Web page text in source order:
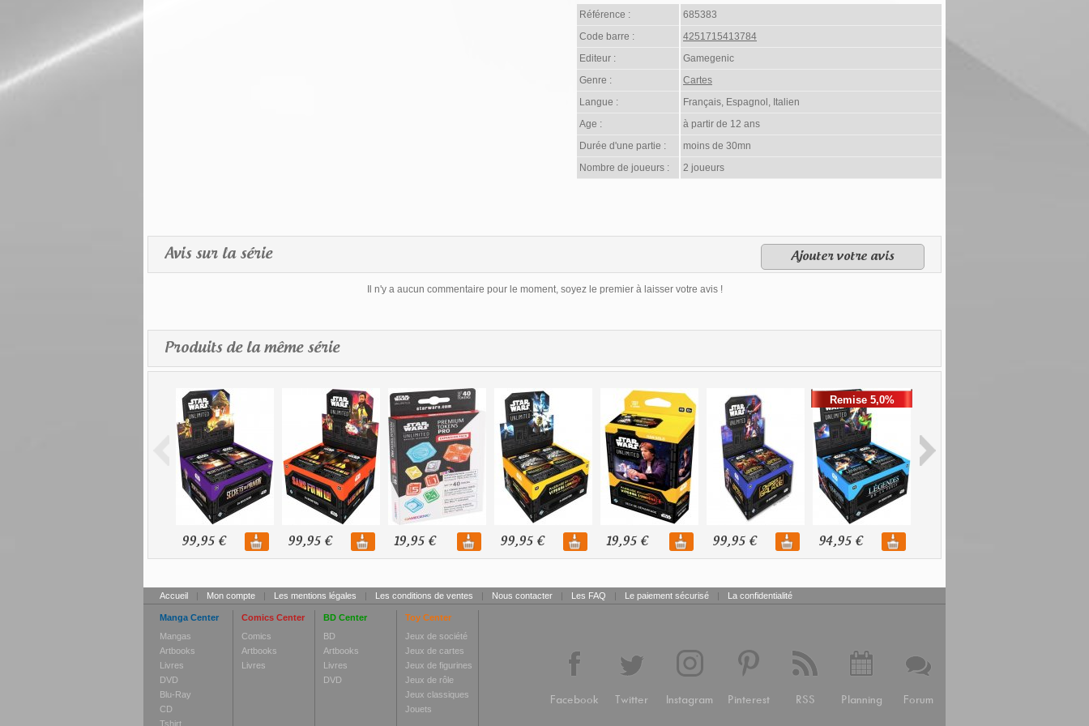
Référence :
685383
Code barre :
4251715413784
Editeur :
Gamegenic
Genre :
Cartes
Langue :
Français, Espagnol, Italien
Age :
à partir de 12 ans
Durée d'une partie :
moins de 30mn
Nombre de joueurs :
2 joueurs
Avis sur la série Ajouter votre avis
Il n'y a aucun commentaire pour le moment, soyez le premier à laisser votre avis !
Produits de la même série
99,95 € 99,95 € 19,95 € 99,95 € 19,95 € 99,95 €
Remise 5,0%
94,95 €
Accueil | Mon compte | Les mentions légales | Les conditions de ventes | Nous contacter | Les FAQ | Le paiement sécurisé | La confidentialité
Manga Center
Mangas
Artbooks
Livres
DVD
Blu-Ray
CD
Tshirt
Comics Center
Comics
Artbooks
Livres
BD Center
BD
Artbooks
Livres
DVD
Toy Center
Jeux de société
Jeux de cartes
Jeux de figurines
Jeux de rôle
Jeux classiques
Jouets
Facebook Twitter Instagram Pinterest RSS Planning Forum